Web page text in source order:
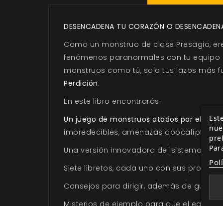
DESENCADENA TU CORAZÓN O
Como un monstruo de clase Presagio,
fenómenos paranormales con tu
monstruos como tú, solo tus lazos más
Perdición.
En este libro encontrarás:
Un juego de monstruos atados por el
impredecibles, amenazas apocalípticas
Una versión innovadora del sistema
Siete libretos, cada uno con sus propias
Consejos para dirigir, además de guías